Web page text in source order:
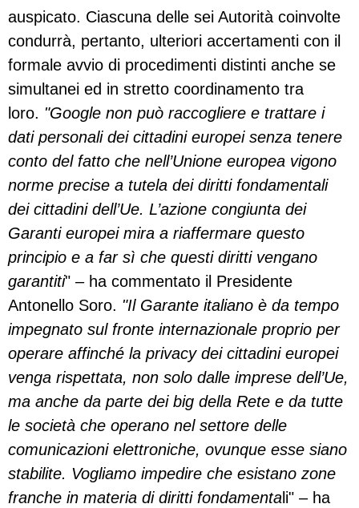
auspicato. Ciascuna delle sei Autorità coinvolte
condurrà, pertanto, ulteriori accertamenti con il
formale avvio di procedimenti distinti anche se
simultanei ed in stretto coordinamento tra
loro. "Google non può raccogliere e trattare i
dati personali dei cittadini europei senza tenere
conto del fatto che nell’Unione europea vigono
norme precise a tutela dei diritti fondamentali
dei cittadini dell’Ue. L’azione congiunta dei
Garanti europei mira a riaffermare questo
principio e a far sì che questi diritti vengano
garantiti" – ha commentato il Presidente
Antonello Soro. "Il Garante italiano è da tempo
impegnato sul fronte internazionale proprio per
operare affinché la privacy dei cittadini europei
venga rispettata, non solo dalle imprese dell’Ue,
ma anche da parte dei big della Rete e da tutte
le società che operano nel settore delle
comunicazioni elettroniche, ovunque esse siano
stabilite. Vogliamo impedire che esistano zone
franche in materia di diritti fondamenta li" – ha